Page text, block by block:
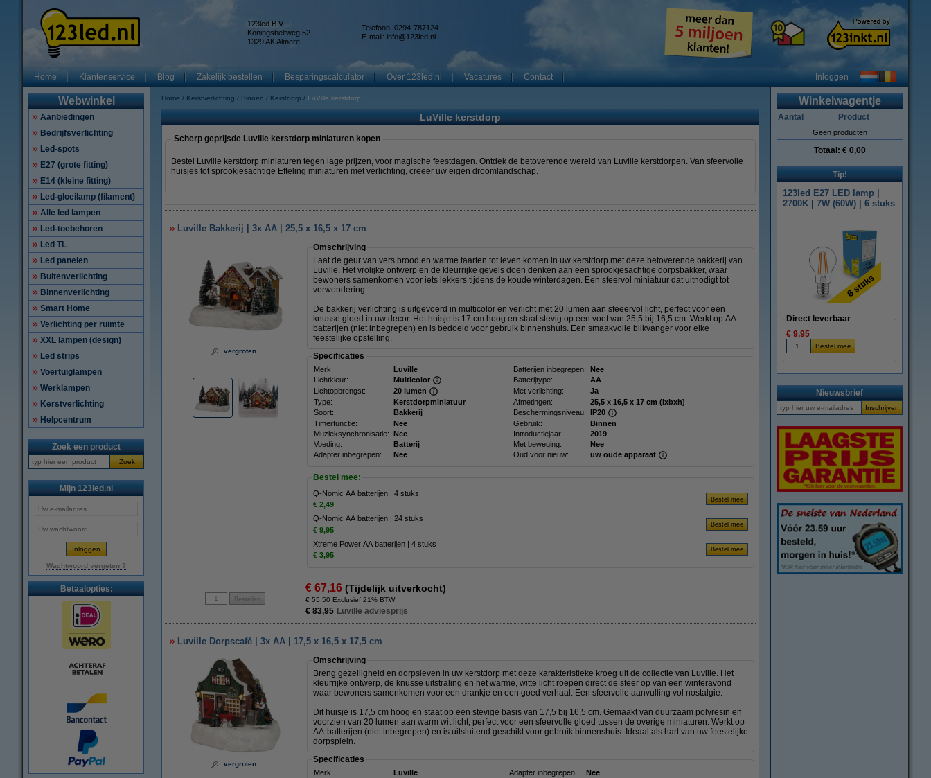
123led B.V.
Koningsbeltweg 52
1329 AK Almere
Telefoon: 0294-787124
E-mail: info@123led.nl
Home Klantenservice Blog Zakelijk bestellen Besparingscalculator Over 123led.nl Vacatures Contact Inloggen
Webwinkel
Aanbiedingen
Bedrijfsverlichting
Led-spots
E27 (grote fitting)
E14 (kleine fitting)
Led-gloeilamp (filament)
Alle led lampen
Led-toebehoren
Led TL
Led panelen
Buitenverlichting
Binnenverlichting
Smart Home
Verlichting per ruimte
XXL lampen (design)
Led strips
Voertuiglampen
Werklampen
Kerstverlichting
Helpcentrum
Zoek een product
Zoek
Mijn 123led.nl
Wachtwoord vergeten ?
Betaalopties:
Home Kerstverlichting Binnen Kerstdorp LuVille kerstdorp
LuVille kerstdorp
Scherp geprijsde Luville kerstdorp miniaturen kopen
Bestel Luville kerstdorp miniaturen tegen lage prijzen, voor magische feestdagen. Ontdek de betoverende wereld van Luville kerstdorpen. Van sfeervolle
huisjes tot sprookjesachtige Efteling miniaturen met verlichting, creëer uw eigen droomlandschap.
Luville Bakkerij | 3x AA | 25,5 x 16,5 x 17 cm
vergroten
Omschrijving
Laat de geur van vers brood en warme taarten tot leven komen in uw kerstdorp met deze betoverende bakkerij van
Luville. Het vrolijke ontwerp en de kleurrijke gevels doen denken aan een sprookjesachtige dorpsbakker, waar
bewoners samenkomen voor iets lekkers tijdens de koude winterdagen. Een sfeervol miniatuur dat uitnodigt tot
verwondering.
De bakkerij verlichting is uitgevoerd in multicolor en verlicht met 20 lumen aan sfeeervol licht, perfect voor een
knusse gloed in uw decor. Het huisje is 17 cm hoog en staat stevig op een voet van 25,5 bij 16,5 cm. Werkt op AA-
batterijen (niet inbegrepen) en is bedoeld voor gebruik binnenshuis. Een smaakvolle blikvanger voor elke
feestelijke opstelling.
Specificaties
Merk: Luville Batterijen inbegrepen: Nee
Lichtkleur:
Multicolor Batterijtype:
AA
Lichtopbrengst:
20 lumen Met verlichting:
Ja
Type:
Kerstdorpminiatuur Afmetingen:
25,5 x 16,5 x 17 cm (lxbxh)
Soort:
Bakkerij Beschermingsniveau: IP20
Timerfunctie:
Nee Gebruik:
Binnen
Muzieksynchronisatie: Nee Introductiejaar:
2019
Voeding:
Batterij Met beweging:
Nee
Adapter inbegrepen:
Nee Oud voor nieuw: uw oude apparaat
Bestel mee:
Q-Nomic AA batterijen | 4 stuks
€ 2,49
Q-Nomic AA batterijen | 24 stuks
€ 9,95
Xtreme Power AA batterijen | 4 stuks
€ 3,95
€ 67,16 (Tijdelijk uitverkocht)
€ 55,50 Exclusief 21% BTW
€ 83,95 Luville adviesprijs
Luville Dorpscafé | 3x AA | 17,5 x 16,5 x 17,5 cm
vergroten
Omschrijving
Breng gezelligheid en dorpsleven in uw kerstdorp met deze karakteristieke kroeg uit de collectie van Luville. Het
kleurrijke ontwerp, de knusse uitstraling en het warme, witte licht roepen direct de sfeer op van een winteravond
waar bewoners samenkomen voor een drankje en een goed verhaal. Een sfeervolle aanvulling vol nostalgie.
Dit huisje is 17,5 cm hoog en staat op een stevige basis van 17,5 bij 16,5 cm. Gemaakt van duurzaam polyresin en
voorzien van 20 lumen aan warm wit licht, perfect voor een sfeervolle gloed tussen de overige miniaturen. Werkt op
AA-batterijen (niet inbegrepen) en is uitsluitend geschikt voor gebruik binnenshuis. Ideaal als hart van uw feestelijke
dorpsplein.
Specificaties
Merk: Luville Adapter inbegrepen:
Nee
Winkelwagentje
Aantal Product
Geen producten
Totaal: € 0,00
Tip!
123led E27 LED lamp |
2700K | 7W (60W) | 6 stuks
Direct leverbaar
€ 9,95
Nieuwsbrief